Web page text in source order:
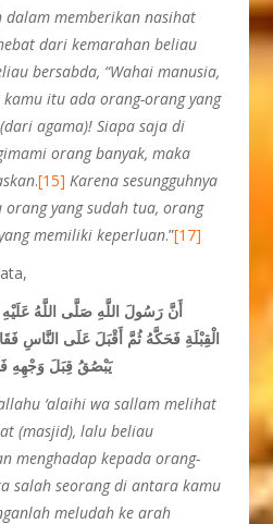
dalam memberikan nasihat
dari kemarahan beliau
bersabda, “Wahai manusia,
itu ada orang-orang yang
agama)! Siapa saja di
orang banyak, maka
.[15] Karena sesungguhnya
orang yang sudah tua, orang
memiliki keperluan.”[17]
أَنَّ رَسُولَ اللَّهِ صَلَّى اللَّهُ
الْقِبْلَةِ فَحَكَّهُ ثُمَّ أَقْبَلَ عَلَى النَّاسِ
يَبْصُقُ قِبَلَ وَجْهِهِ
‘alaihi wa sallam melihat
(masjid), lalu beliau
menghadap kepada orang-
salah seorang di antara kamu
meludah ke arah